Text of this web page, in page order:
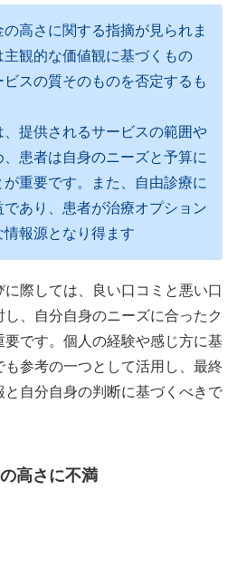
高さに関する指摘が見られま
観的な価値観に基づくもの
スの質そのものを否定するも
提供されるサービスの範囲や
患者は自身のニーズと予算に
重要です。また、自由診療に
あり、患者が治療オプション
報源となり得ます
際しては、良い口コミと悪い口
、自分自身のニーズに合ったク
要です。個人の経験や感じ方に基
参考の一つとして活用し、最終
自分自身の判断に基づくべきで
高さに不満